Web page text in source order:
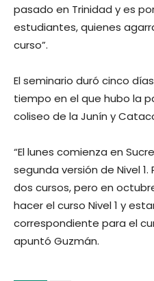
pasado en Trinidad y es
estudiantes, quienes
curso”.
El seminario duró cinco
tiempo en el que hubo la
coliseo de la Junín y
“El lunes comienza en
segunda versión de Nivel
dos cursos, pero en
hacer el curso Nivel 1 y
correspondiente para el
apuntó Guzmán.